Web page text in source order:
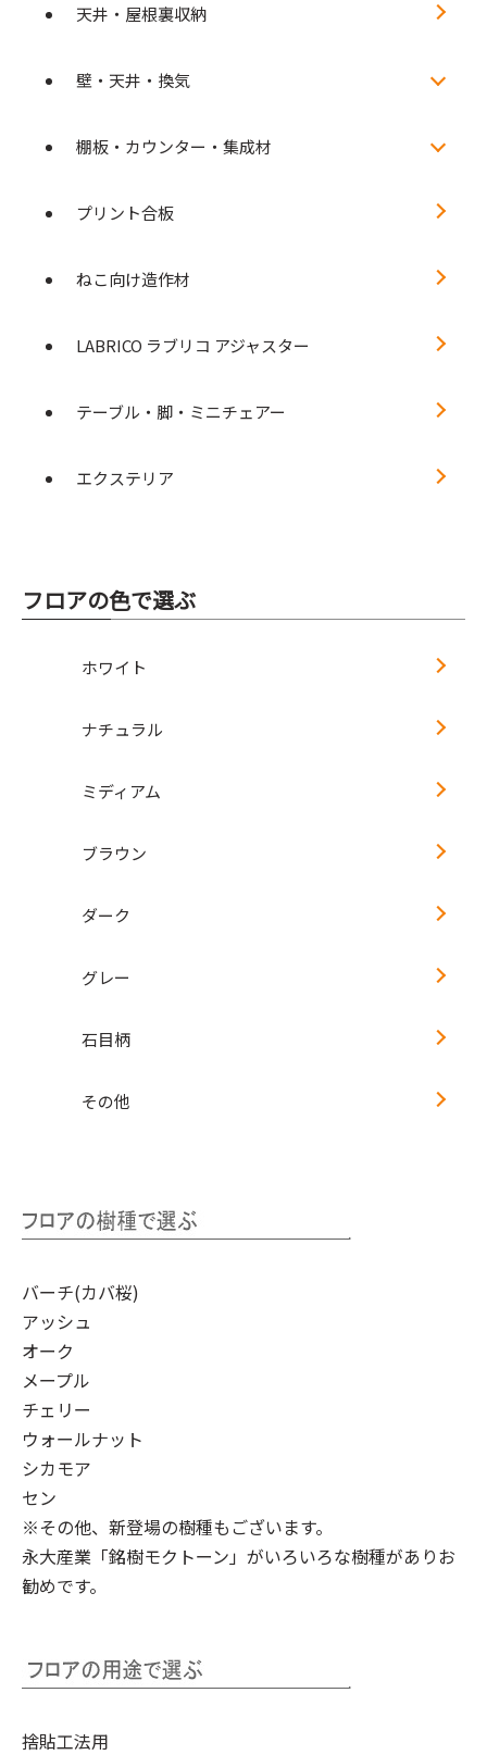
天井・屋根裏収納
壁・天井・換気
棚板・カウンター・集成材
プリント合板
ねこ向け造作材
LABRICO ラブリコ アジャスター
テーブル・脚・ミニチェアー
エクステリア
フロアの色で選ぶ
ホワイト
ナチュラル
ミディアム
ブラウン
ダーク
グレー
石目柄
その他
バーチ(カバ桜)
アッシュ
オーク
メープル
チェリー
ウォールナット
シカモア
セン
※その他、新登場の樹種もございます。
永大産業「銘樹モクトーン」 がいろいろな樹種がありお
勧めです。
捨貼工法用